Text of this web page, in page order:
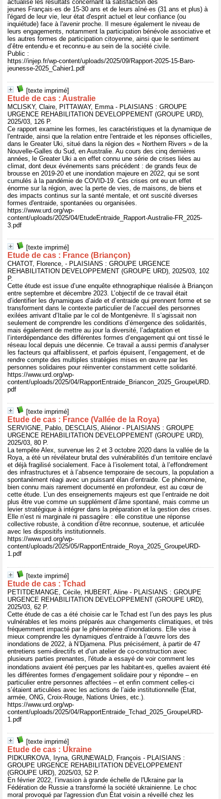
actualise les résultats concernant la satisfaction des
jeunes Français·es de 15-30 ans et de leurs aîné·es (31 ans et plus) à
l'égard de leur vie, leur état d'esprit actuel et leur confiance (ou
inquiétude) face à l'avenir proche. Il mesure également le niveau de
leurs engagements, notamment la participation bénévole associative et
les autres formes de participation citoyenne, ainsi que le sentiment
d’être entendu·e et reconnu·e au sein de la société civile.
Public :
https://injep.fr/wp-content/uploads/2025/09/Rapport-2025-15-Baro-
jeunesse-2025_Cahier1.pdf
[texte imprimé]
Etude de cas : Australie
MCLISKY, Claire, PITTAWAY, Emma - PLAISIANS : GROUPE
URGENCE REHABILITATION DEVELOPPEMENT (GROUPE URD),
2025/03, 126 P.
Ce rapport examine les formes, les caractéristiques et la dynamique de
l'entraide, ainsi que la relation entre l'entraide et les réponses officielles,
dans le Greater Uki, situé dans la région des « Northern Rivers » de la
Nouvelle-Galles du Sud, en Australie. Au cours des cinq dernières
années, le Greater Uki a en effet connu une série de crises liées au
climat, dont deux événements sans précédent : de grands feux de
brousse en 2019-20 et une inondation majeure en 2022, qui se sont
cumulés à la pandémie de COVID-19. Ces crises ont eu un effet
énorme sur la région, avec la perte de vies, de maisons, de biens et
des impacts continus sur la santé mentale, et ont suscité diverses
formes d'entraide, spontanées ou organisées.
https://www.urd.org/wp-
content/uploads/2025/04/EtudeEntraide_Rapport-Australie-FR_2025-
3.pdf
[texte imprimé]
Etude de cas : France (Briançon)
CHATOT, Florence, - PLAISIANS : GROUPE URGENCE
REHABILITATION DEVELOPPEMENT (GROUPE URD), 2025/03, 102
P.
Cette étude est issue d’une enquête ethnographique réalisée à Briançon
entre septembre et décembre 2023. L’objectif de ce travail était
d’identifier les dynamiques d’aide et d’entraide qui prennent forme et se
transforment dans le contexte particulier de l’accueil des personnes
exilées arrivant d’Italie par le col de Montgenèvre. Il s’agissait non
seulement de comprendre les conditions d’émergence des solidarités,
mais également de mettre au jour la diversité, l’adaptation et
l’interdépendance des différentes formes d’engagement qui ont tissé le
réseau local depuis une décennie. Ce travail a aussi permis d’analyser
les facteurs qui affaiblissent, et parfois épuisent, l’engagement, et de
rendre compte des multiples stratégies mises en œuvre par les
personnes solidaires pour réinventer constamment cette solidarité.
https://www.urd.org/wp-
content/uploads/2025/04/RapportEntraide_Briancon_2025_GroupeURD.
pdf
[texte imprimé]
Etude de cas : France (Vallée de la Roya)
SERVIGNE, Pablo, DESCLAIS, Aliénor - PLAISIANS : GROUPE
URGENCE REHABILITATION DEVELOPPEMENT (GROUPE URD),
2025/03, 80 P.
La tempête Alex, survenue les 2 et 3 octobre 2020 dans la vallée de la
Roya, a été un révélateur brutal des vulnérabilités d’un territoire enclavé
et déjà fragilisé socialement. Face à l’isolement total, à l’effondrement
des infrastructures et à l’absence temporaire de secours, la population a
spontanément réagi avec un puissant élan d’entraide. Ce phénomène,
bien connu mais rarement documenté en profondeur, est au cœur de
cette étude. L’un des enseignements majeurs est que l’entraide ne doit
plus être vue comme un supplément d’âme spontané, mais comme un
levier stratégique à intégrer dans la préparation et la gestion des crises.
Elle n’est ni marginale ni passagère : elle constitue une réponse
collective robuste, à condition d’être reconnue, soutenue, et articulée
avec les dispositifs institutionnels.
https://www.urd.org/wp-
content/uploads/2025/05/RapportEntraide_Roya_2025_GroupeURD-
1.pdf
[texte imprimé]
Etude de cas : Tchad
PETITDEMANGE, Cécile, HUBERT, Aline - PLAISIANS : GROUPE
URGENCE REHABILITATION DEVELOPPEMENT (GROUPE URD),
2025/03, 62 P.
Cette étude de cas a été choisie car le Tchad est l’un des pays les plus
vulnérables et les moins préparés aux changements climatiques, et très
fréquemment impacté par le phénomène d’inondations. Elle vise à
mieux comprendre les dynamiques d’entraide à l’œuvre lors des
inondations de 2022, à N’Djamena. Plus précisément, à partir de 47
entretiens semi-directifs et d’un atelier de co-construction avec
plusieurs parties prenantes, l'étude a essayé de voir comment les
inondations avaient été perçues par les habitant‧es, quelles avaient été
les différentes formes d’engagement solidaire pour y répondre – en
particulier entre personnes affectées – et enfin comment celles-ci
s’étaient articulées avec les actions de l’aide institutionnelle (État,
armée, ONG, Croix-Rouge, Nations Unies, etc.).
https://www.urd.org/wp-
content/uploads/2025/04/RapportEntraide_Tchad_2025_GroupeURD-
1.pdf
[texte imprimé]
Etude de cas : Ukraine
PIDKURKOVA, Iryna, GRUNEWALD, François - PLAISIANS :
GROUPE URGENCE REHABILITATION DEVELOPPEMENT
(GROUPE URD), 2025/03, 52 P.
En février 2022, l’invasion à grande échelle de l'Ukraine par la
Fédération de Russie a transformé la société ukrainienne. Le choc
moral provoqué par l'agression d'un État voisin a réveillé chez les